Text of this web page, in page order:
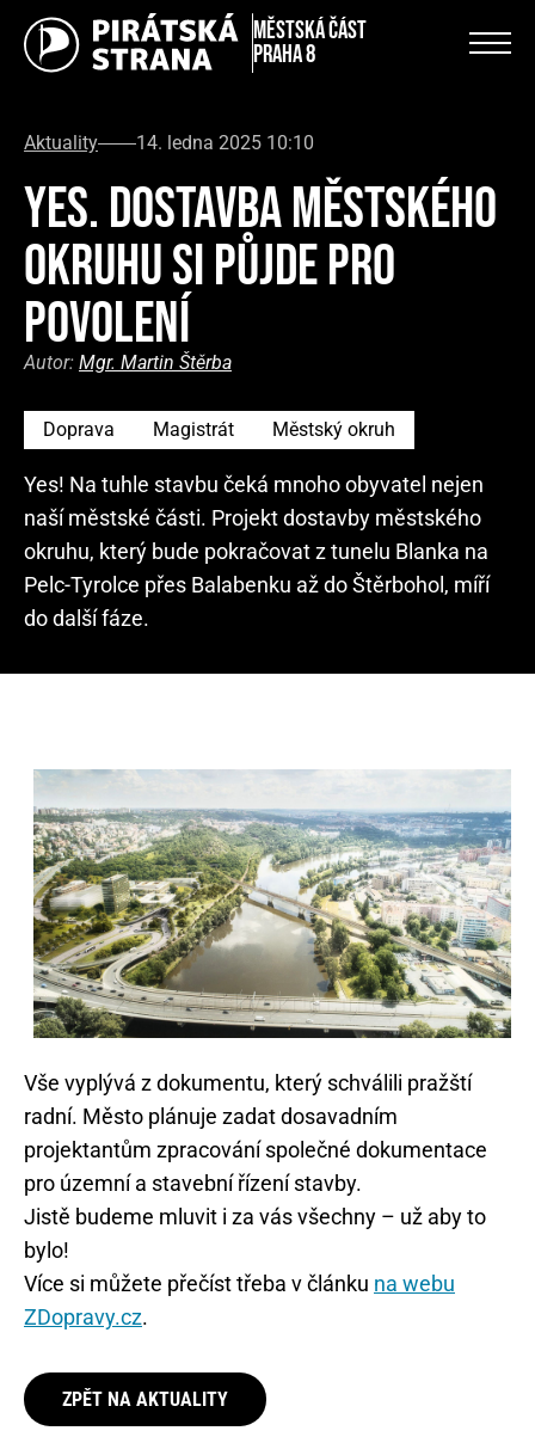
městská část
Praha 8
Aktuality 14. ledna 2025 10:10
YES. DOSTAVBA MĚSTSKÉHO
OKRUHU SI PŮJDE PRO
POVOLENÍ
Autor: Mgr. Martin Štěrba
Doprava Magistrát Městský okruh
Yes! Na tuhle stavbu čeká mnoho obyvatel nejen
naší městské části. Projekt dostavby městského
okruhu, který bude pokračovat z tunelu Blanka na
Pelc-Tyrolce přes Balabenku až do Štěrbohol, míří
do další fáze.
Vše vyplývá z dokumentu, který schválili pražští
radní. Město plánuje zadat dosavadním
projektantům zpracování společné dokumentace
pro územní a stavební řízení stavby.
Jistě budeme mluvit i za vás všechny – už aby to
bylo!
Více si můžete přečíst třeba v článku na webu
ZDopravy.cz.
ZPĚT NA AKTUALITY